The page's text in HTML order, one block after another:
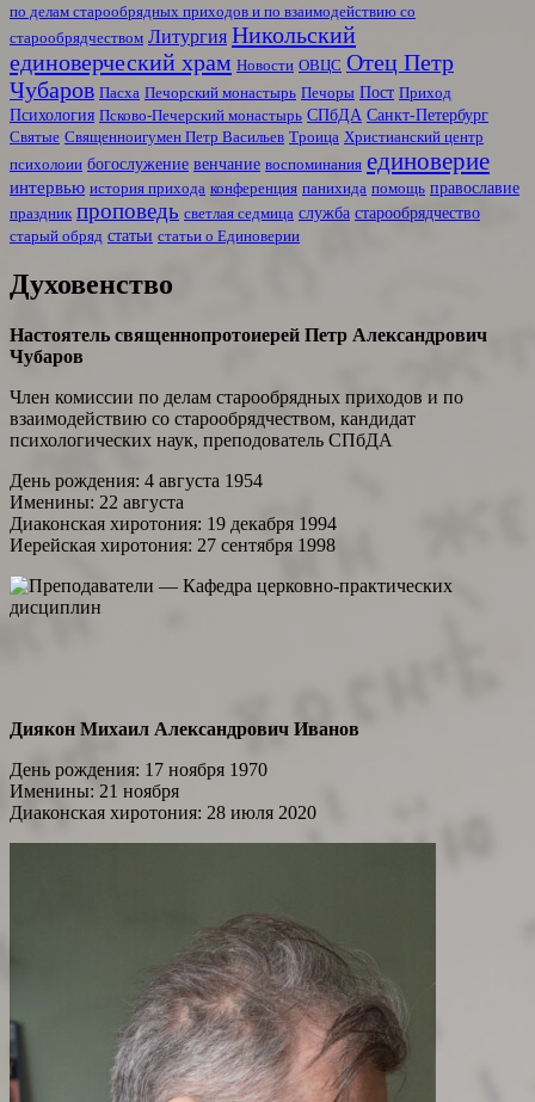
по делам старообрядных приходов и по взаимодействию со
старообрядчеством Литургия Никольский
единоверческий храм Новости ОВЦС Отец Петр
Чубаров Пасха Печорский монастырь Печоры Пост Приход
Психология Псково-Печерский монастырь СПбДА Санкт-Петербург
Святые Священноигумен Петр Васильев Троица Христианский центр
психолоии богослужение венчание воспоминания единоверие
интервью история прихода конференция панихида помощь православие
праздник проповедь светлая седмица служба старообрядчество
старый обряд статьи статьи о Единоверии
Духовенство
Настоятель священнопротоиерей Петр Александрович
Чубаров
Член комиссии по делам старообрядных приходов и по
взаимодействию со старообрядчеством, кандидат
психологических наук, преподователь СПбДА
День рождения: 4 августа 1954
Именины: 22 августа
Диаконская хиротония: 19 декабря 1994
Иерейская хиротония: 27 сентября 1998
Диякон Михаил Александрович Иванов
День рождения: 17 ноября 1970
Именины: 21 ноября
Диаконская хиротония: 28 июля 2020